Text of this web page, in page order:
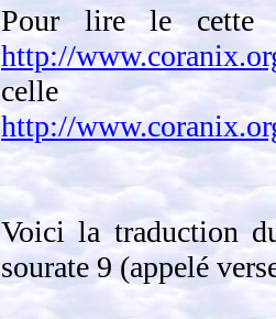
Pour lire le cette
http://
celle
http://
Voici la traduction
sourate 9 (appelé